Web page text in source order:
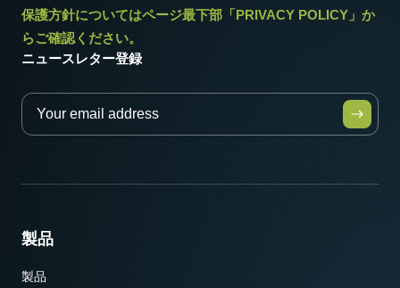
保護方針についてはページ最下部「PRIVACY POLICY」か
らご確認ください。
ニュースレター登録
製品
製品